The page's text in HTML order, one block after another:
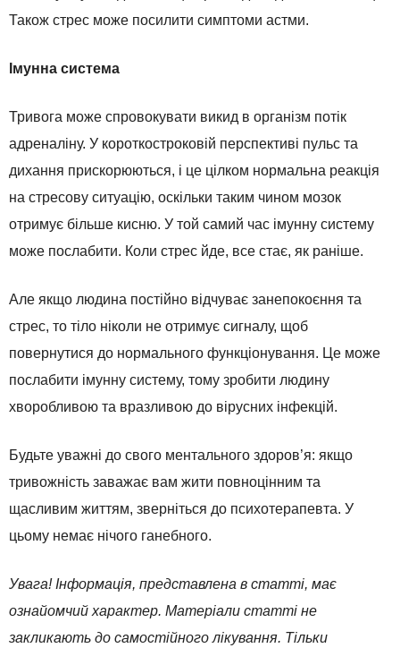
Також стрес може посилити симптоми астми.
Імунна система
Тривога може спровокувати викид в організм потік
адреналіну. У короткостроковій перспективі пульс та
дихання прискорюються, і це цілком нормальна реакція
на стресову ситуацію, оскільки таким чином мозок
отримує більше кисню. У той самий час імунну систему
може послабити. Коли стрес йде, все стає, як раніше.
Але якщо людина постійно відчуває занепокоєння та
стрес, то тіло ніколи не отримує сигналу, щоб
повернутися до нормального функціонування. Це може
послабити імунну систему, тому зробити людину
хворобливою та вразливою до вірусних інфекцій.
Будьте уважні до свого ментального здоров’я: якщо
тривожність заважає вам жити повноцінним та
щасливим життям, зверніться до психотерапевта. У
цьому немає нічого ганебного.
Увага! Інформація, представлена в статті, має
ознайомчий характер. Матеріали статті не
закликають до самостійного лікування. Тільки